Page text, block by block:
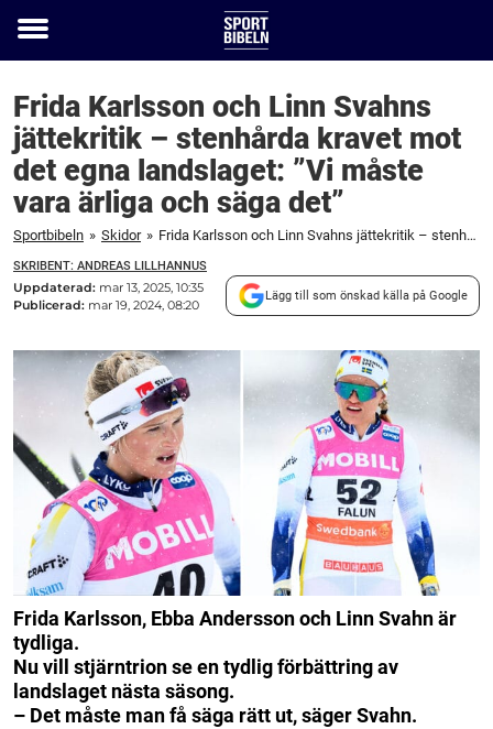
Toggle
Frida Karlsson och Linn Svahns
jättekritik – stenhårda kravet mot
det egna landslaget: ”Vi måste
vara ärliga och säga det”
Sportbibeln » Skidor » Frida Karlsson och Linn Svahns jättekritik – stenhårda kravet mot det egna landslaget: ”Vi måste vara ärliga och säga det”
SKRIBENT: ANDREAS LILLHANNUS
Uppdaterad: mar 13, 2025, 10:35
Publicerad: mar 19, 2024, 08:20
Lägg till som önskad källa på Google
Frida Karlsson, Ebba Andersson och Linn Svahn är
tydliga.
Nu vill stjärntrion se en tydlig förbättring av
landslaget nästa säsong.
– Det måste man få säga rätt ut, säger Svahn.